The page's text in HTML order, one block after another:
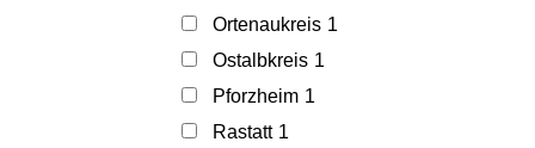
Ortenaukreis 1
Ostalbkreis 1
Pforzheim 1
Rastatt 1